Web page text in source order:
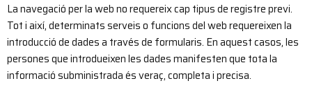
La navegació per la web no requereix cap tipus de registre previ.
Tot i així, determinats serveis o funcions del web requereixen la
introducció de dades a través de formularis. En aquest casos, les
persones que introdueixen les dades manifesten que tota la
informació subministrada és veraç, completa i precisa.